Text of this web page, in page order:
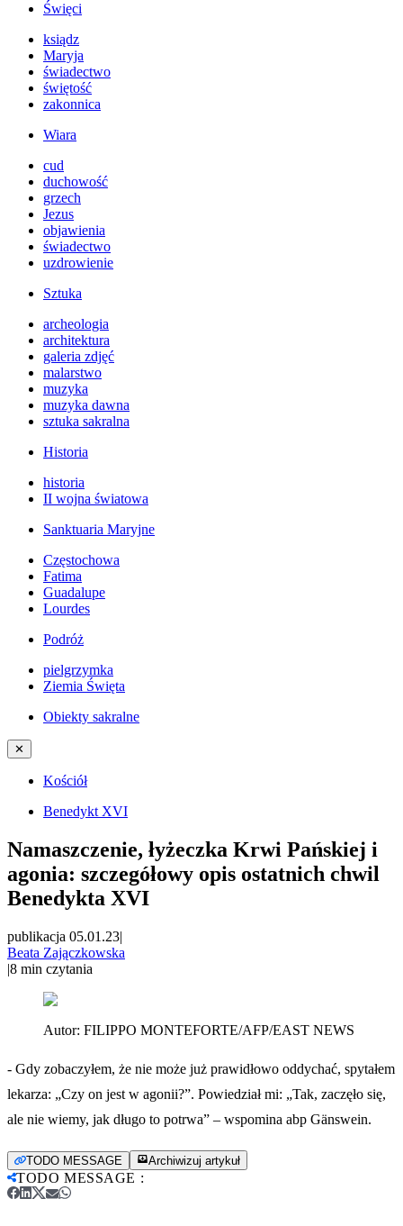
Święci
ksiądz
Maryja
świadectwo
świętość
zakonnica
Wiara
cud
duchowość
grzech
Jezus
objawienia
świadectwo
uzdrowienie
Sztuka
archeologia
architektura
galeria zdjęć
malarstwo
muzyka
muzyka dawna
sztuka sakralna
Historia
historia
II wojna światowa
Sanktuaria Maryjne
Częstochowa
Fatima
Guadalupe
Lourdes
Podróż
pielgrzymka
Ziemia Święta
Obiekty sakralne
✕
Kościół
Benedykt XVI
Namaszczenie, łyżeczka Krwi Pańskiej i
agonia: szczegółowy opis ostatnich chwil
Benedykta XVI
publikacja 05.01.23|
Beata Zajączkowska
|8 min czytania
Autor: FILIPPO MONTEFORTE/AFP/EAST NEWS
- Gdy zobaczyłem, że nie może już prawidłowo oddychać, spytałem
lekarza: „Czy on jest w agonii?”. Powiedział mi: „Tak, zaczęło się,
ale nie wiemy, jak długo to potrwa” – wspomina abp Gänswein.
TODO MESSAGE Archiwizuj artykuł
TODO MESSAGE :